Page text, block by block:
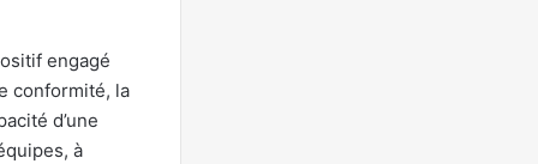
engagé
conformité, la
d’une
à